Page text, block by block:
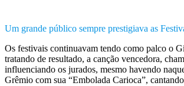
Um grande público sempre prestigiava as
Os festivais continuavam tendo como palco o
tratando de resultado, a canção vencedora,
influenciando os jurados, mesmo havendo
Grêmio com sua “Embolada Carioca”,